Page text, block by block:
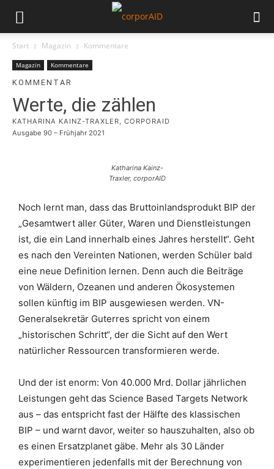
Start Magazin Kommentare
Magazin Kommentare
KOMMENTAR
Werte, die zählen
KATHARINA KAINZ-TRAXLER, CORPORAID
Ausgabe 90 – Frühjahr 2021
Katharina Kainz-
Traxler, corporAID
Noch lernt man, dass das Bruttoinlandsprodukt BIP der
„Gesamtwert aller Güter, Waren und Dienstleistungen
ist, die ein Land innerhalb eines Jahres herstellt“. Geht
es nach den Vereinten Nationen, werden Schüler bald
eine neue Definition lernen. Denn auch die Beiträge
von Wäldern, Ozeanen und anderen Ökosystemen
sollen künftig im BIP ausgewiesen werden. VN-
Generalsekretär Guterres spricht von einem
„historischen Schritt“, der die Sicht auf den Wert
natürlicher Ressourcen transformieren werde.
Und der ist enorm: Von 40.000 Mrd. Dollar jährlichen
Leistungen geht das Science Based Targets Network
aus – das entspricht fast der Hälfte des klassischen
BIP – und warnt davor, weiter so hauszuhalten, also ob
es einen Ersatzplanet gäbe. Mehr als 30 Länder
experimentieren jedenfalls mit der Berechnung von